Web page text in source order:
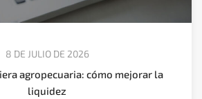
8 DE JULIO DE 2026
agropecuaria: cómo mejorar la
liquidez